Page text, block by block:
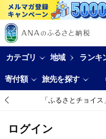
カテゴリ 地域 ランキ
寄付額 旅先を探す
「ふるさとチョイ
ログイン